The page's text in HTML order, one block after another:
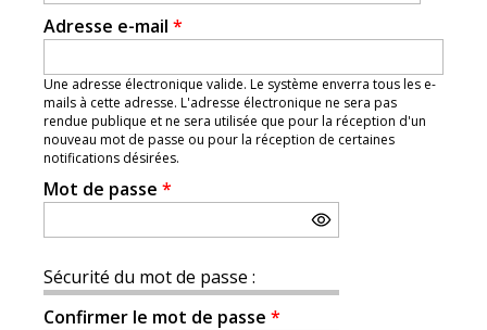
Adresse e-mail *
Une adresse électronique valide. Le système enverra tous les e-
mails à cette adresse. L'adresse électronique ne sera pas
rendue publique et ne sera utilisée que pour la réception d'un
nouveau mot de passe ou pour la réception de certaines
notifications désirées.
Mot de passe *
Sécurité du mot de passe :
Confirmer le mot de passe *